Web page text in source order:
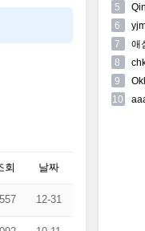
회 날짜
12-31
5
6
7 애
8
9
10